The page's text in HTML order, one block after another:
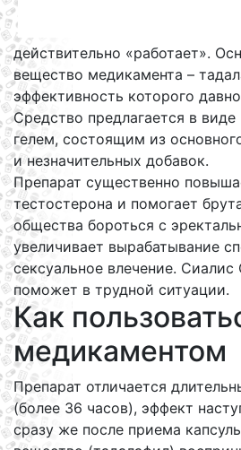
действительно «работает».
вещество медикамента –
эффективность которого
Средство предлагается в виде
гелем, состоящим из
и незначительных добавок.
Препарат существенно
тестостерона и помогает
общества бороться с
увеличивает вырабатывание
сексуальное влечение.
поможет в трудной ситуации.
Как
медикаментом
Препарат отличается
(более 36 часов), эффект
сразу же после приема